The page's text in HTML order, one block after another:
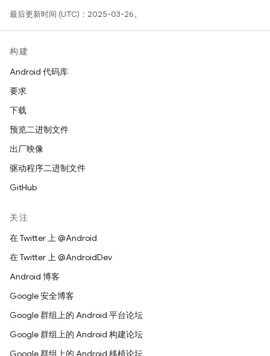
最后更新时间 (UTC)：2025-03-26。
构建
Android 代码库
要求
下载
预览二进制文件
出厂映像
驱动程序二进制文件
GitHub
关注
在 Twitter 上 @Android
在 Twitter 上 @AndroidDev
Android 博客
Google 安全博客
Google 群组上的 Android 平台论坛
Google 群组上的 Android 构建论坛
Google 群组上的 Android 移植论坛